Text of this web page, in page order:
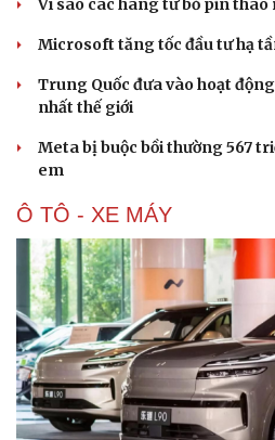
Văn hóa
Văn học
Âm nhạc
Di sản
Vì sao các hãng từ bỏ pin
Microsoft tăng tốc đầu tư hạ
Trung Quốc đưa vào hoạt
nhất thế giới
Meta bị buộc bồi thường 567
em
Ô TÔ - XE MÁY